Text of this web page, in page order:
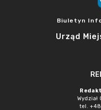
Biuletyn
Urząd
tel.